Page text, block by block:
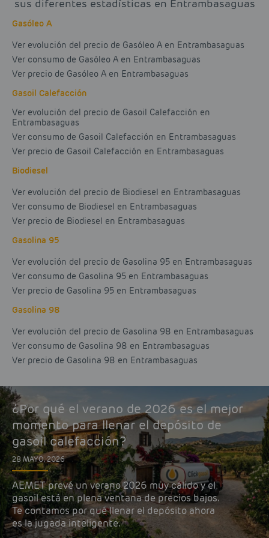
sus diferentes estadísticas en Entrambasaguas
Gasóleo A
Ver evolución del precio de Gasóleo A en Entrambasaguas
Ver consumo de Gasóleo A en Entrambasaguas
Ver precio de Gasóleo A en Entrambasaguas
Gasoil Calefacción
Ver evolución del precio de Gasoil Calefacción en
Entrambasaguas
Ver consumo de Gasoil Calefacción en Entrambasaguas
Ver precio de Gasoil Calefacción en Entrambasaguas
Biodiesel
Ver evolución del precio de Biodiesel en Entrambasaguas
Ver consumo de Biodiesel en Entrambasaguas
Ver precio de Biodiesel en Entrambasaguas
Gasolina 95
Ver evolución del precio de Gasolina 95 en Entrambasaguas
Ver consumo de Gasolina 95 en Entrambasaguas
Ver precio de Gasolina 95 en Entrambasaguas
Gasolina 98
Ver evolución del precio de Gasolina 98 en Entrambasaguas
Ver consumo de Gasolina 98 en Entrambasaguas
Ver precio de Gasolina 98 en Entrambasaguas
¿Por qué el verano de 2026 es el mejor
momento para llenar el depósito de
gasoil calefacción?
28 MAYO, 2026
AEMET prevé un verano 2026 muy cálido y el
gasoil está en plena ventana de precios bajos.
Te contamos por qué llenar el depósito ahora
es la jugada inteligente.